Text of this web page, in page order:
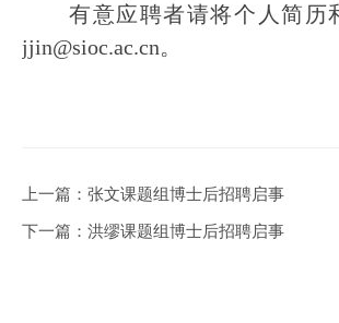
有意应聘者请将个人简历
jjin@sioc.ac.cn。
上一篇： 张文课题组博士后招聘启事
下一篇： 洪缪课题组博士后招聘启事